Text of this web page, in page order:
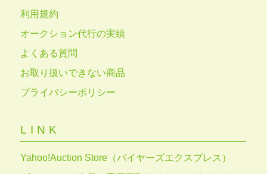
利用規約
オークション代行の実績
よくある質問
お取り扱いできない商品
プライバシーポリシー
LINK
Yahoo!Auction Store（バイヤーズエクスプレス）